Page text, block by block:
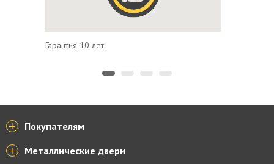
Гарантия 10 лет
Покупателям
Металлические двери